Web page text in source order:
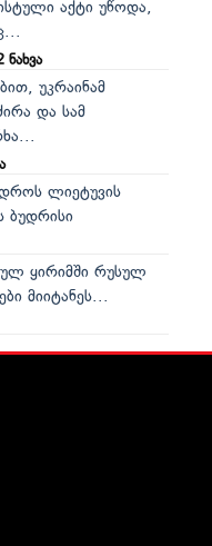
აქტი უწოდა,
ნახვა
უკრაინამ
და სამ
დროს ლიეტუვის
ბუდრისი
ყირიმში რუსულ
მიიტანეს...